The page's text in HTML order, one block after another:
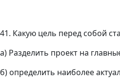
41. Какую цель перед собой
а) Разделить проект на
б) определить наиболее